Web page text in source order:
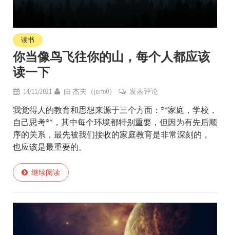
读书
你当像鸟飞往你的山，每个人都应该
读一下
14/11/2021 由 杰夫（jerfo0） 发表评论
我觉得人的教育和思想来源于三个方面：**家庭，学校，
自己思考**，其中每个环境都特别重要，但因为有先后顺
序的关系，最先被我们接收的家庭教育是非常深刻的，
也应该是最重要的。
继续阅读